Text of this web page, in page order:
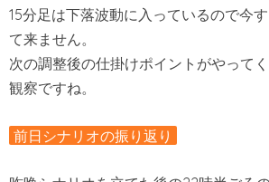
15分足は下落波動に入っているので今
て来ません。
次の調整後の仕掛けポイントがやって
観察ですね。
前日シナリオの振り返り